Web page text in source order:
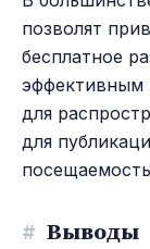
позволят
бесплатное
эффективным
для
для
# Выводы